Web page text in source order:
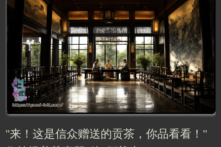
"来！这是信众赠送的贡茶，你品看看！"